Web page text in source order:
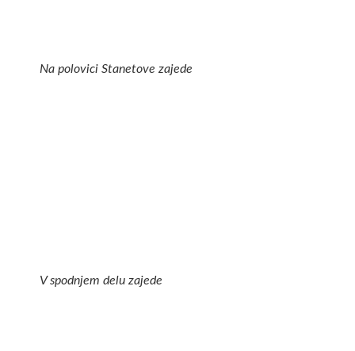
Na polovici Stanetove zajede
V spodnjem delu zajede